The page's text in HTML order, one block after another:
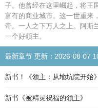
子。他曾经在这里崛起，将王
富有的商业城市。这一世重来
帝。一人之下万人之上。阿斯
一个好领主。
最新章节 更新：2026-08-07
新书！《领主：从地坑院开始》
新书《被精灵祝福的领主》